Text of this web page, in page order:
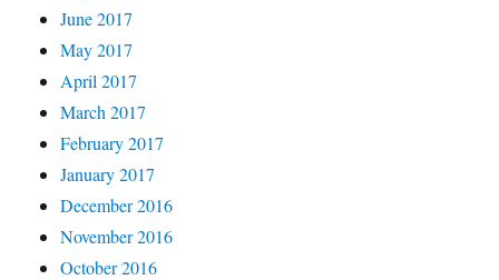
June 2017
May 2017
April 2017
March 2017
February 2017
January 2017
December 2016
November 2016
October 2016